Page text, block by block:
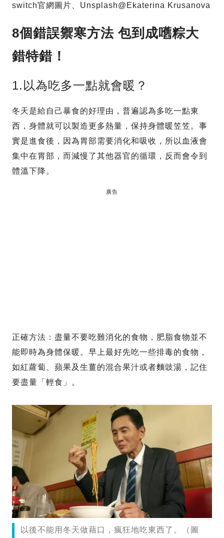
switch官網圖片、Unsplash@Ekaterina Krusanova
8個錯誤禦寒方法 包到成嚿粽大
錯特錯！
1.以為吃多一點就會暖？
冬天是給自己暴食的好理由，普遍認為多吃一點東
西，身體就可以製造更多熱量，保持身體暖笠笠。事
實是進食後，因為胃部需要消化和吸收，所以血液會
集中在胃部，而減慢了其他器官的循環，反而會令到
體溫下降。
廣告
正確方法：盡量不要吃難消化的食物，肥脂食物並不
能即時為身體保暖。早上最好先吃一些排毒的食物，
如紅蘿蔔、蘋果及生薑的混合果汁或者麵豉湯，記住
要盡量「輕食」。
以後不能用冬天做藉口，瘋狂地吃東西了。（圖